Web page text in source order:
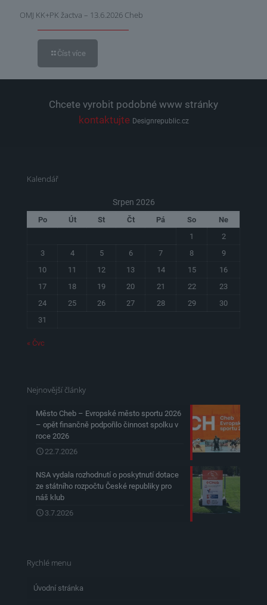
OMJ KK+PK žactva – 13.6.2026 Cheb
Číst více
Chcete vyrobit podobné www stránky
kontaktujte Designrepublic.cz
Kalendář
Srpen 2026
Po Út St Čt Pá So
Ne
1
2
3
4 5 6 7 8
9
10
11 12 13 14 15
16
17
18 19 20 21 22
23
24
25 26 27 28 29
30
31
« Čvc
Nejnovější články
Město Cheb – Evropské město sportu 2026
– opět finančně podpořilo činnost spolku v
roce 2026
22.7.2026
NSA vydala rozhodnutí o poskytnutí dotace
ze státního rozpočtu České republiky pro
náš klub
3.7.2026
Rychlé menu
Úvodní stránka